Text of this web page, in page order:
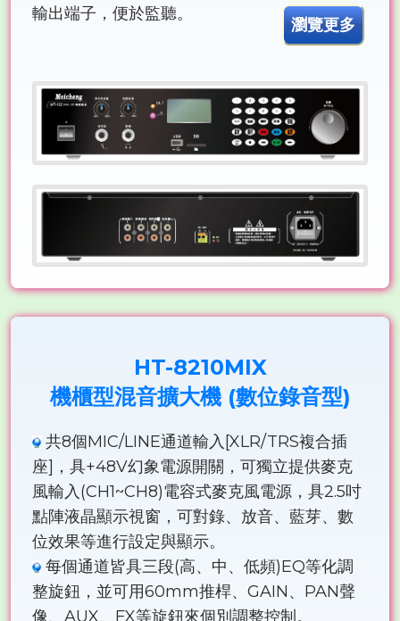
輸出端子，便於監聽。
瀏覽更多
HT-8210MIX
機櫃型混音擴大機 (數位錄音型)
共8個MIC/LINE通道輸入[XLR/TRS複合插
座]，具+48V幻象電源開關，可獨立提供麥克
風輸入(CH1~CH8)電容式麥克風電源，具2.5吋
點陣液晶顯示視窗，可對錄、放音、藍芽、數
位效果等進行設定與顯示。
每個通道皆具三段(高、中、低頻)EQ等化調
整旋鈕，並可用60mm推桿、GAIN、PAN聲
像、AUX、FX等旋鈕來個別調整控制。